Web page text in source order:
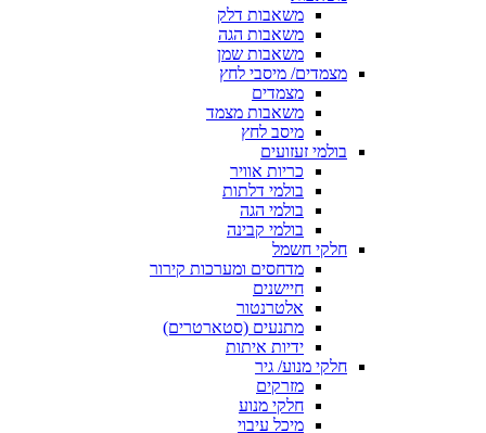
משאבות דלק
משאבות הגה
משאבות שמן
מצמדים/ מיסבי לחץ
מצמדים
משאבות מצמד
מיסב לחץ
בולמי זעזועים
כריות אוויר
בולמי דלתות
בולמי הגה
בולמי קבינה
חלקי חשמל
מדחסים ומערכות קירור
חיישנים
אלטרנטור
מתנעים (סטארטרים)
ידיות איתות
חלקי מנוע/ גיר
מזרקים
חלקי מנוע
מיכל עיבוי